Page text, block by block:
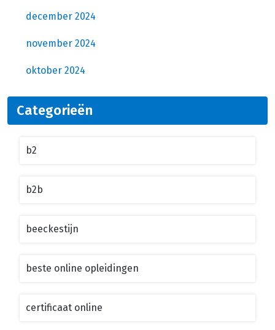
december 2024
november 2024
oktober 2024
Categorieën
b2
b2b
beeckestijn
beste online opleidingen
certificaat online